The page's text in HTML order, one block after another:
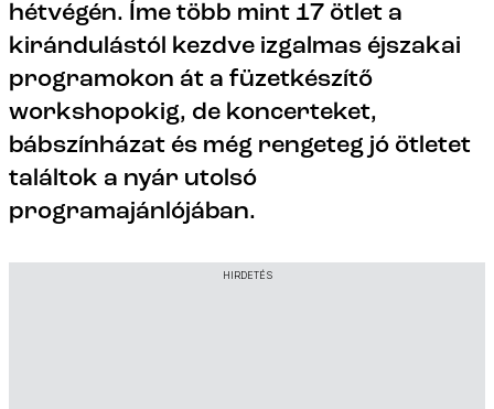
hétvégén. Íme több mint 17 ötlet a
kirándulástól kezdve izgalmas éjszakai
programokon át a füzetkészítő
workshopokig, de koncerteket,
bábszínházat és még rengeteg jó ötletet
találtok a nyár utolsó
programajánlójában.
HIRDETÉS